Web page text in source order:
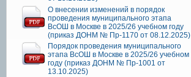
О внесении изменений в порядок
проведения муниципального этапа
ВсОШ в Москве в 2025/26 учебном году
(приказ ДОНМ № Пр-1170 от 08.12.2025)
Порядок проведения муниципального
этапа ВсОШ в Москве в 2025/26 учебном
году (приказ ДОНМ № Пр-1001 от
13.10.2025)